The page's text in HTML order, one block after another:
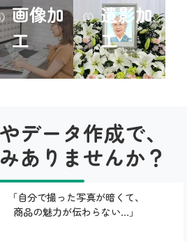
画像加
工
遺影加
工
データ作成で、
ありませんか？
「自分で撮った写真が暗くて、
商品の魅力が伝わらない…」